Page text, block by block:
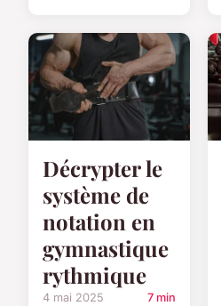
Décrypter le
système de
notation en
gymnastique
rythmique
4 mai 2025 7 min